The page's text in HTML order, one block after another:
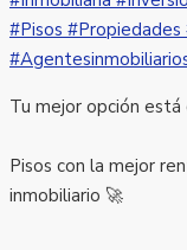
Tu mejor opción está
Pisos con la mejor
inmobiliario 🚀